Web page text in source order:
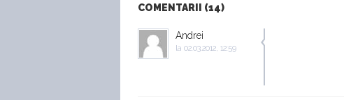
COMENTARII (14)
Andrei
la 02.03.2012, 12:59